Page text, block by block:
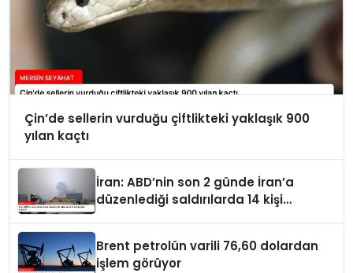
Çin’de sellerin vurduğu çiftlikteki yaklaşık 900
yılan kaçtı
İran: ABD’nin son 2 günde İran’a
düzenlediği saldırılarda 14 kişi
Brent petrolün varili 76,60 dolardan
işlem görüyor